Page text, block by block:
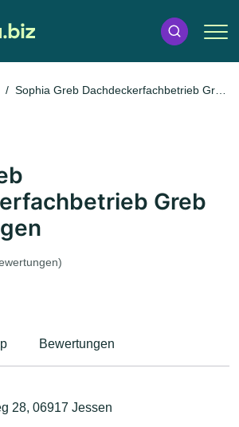
Sophia Greb Dachdeckerfachbetrieb Greb
Greb
Bewertungen
28, 06917 Jessen